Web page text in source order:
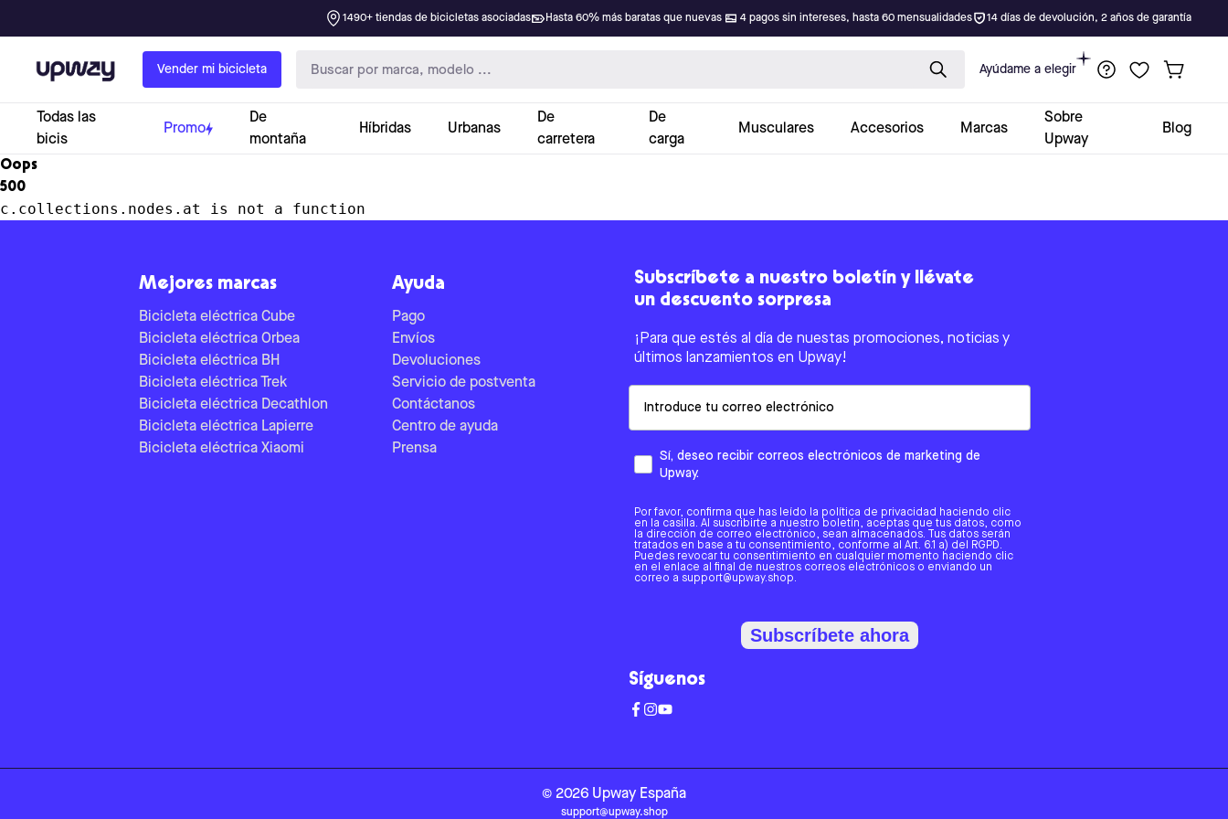
1490+ tiendas de bicicletas asociadas Hasta 60% más baratas que nuevas 4 pagos sin intereses, hasta 60 mensualidades 14 días de devolución, 2 años de garantía
Upway Vender mi bicicleta Ayúdame a elegir
Todas las
bicis
Promo
De
montaña
Híbridas Urbanas
De
carretera
De
carga
Musculares Accesorios Marcas
Sobre
Upway
Blog
Oops
500
c.collections.nodes.at is not a function
Mejores marcas
Bicicleta eléctrica Cube
Bicicleta eléctrica Orbea
Bicicleta eléctrica BH
Bicicleta eléctrica Trek
Bicicleta eléctrica Decathlon
Bicicleta eléctrica Lapierre
Bicicleta eléctrica Xiaomi
Ayuda
Pago
Envíos
Devoluciones
Servicio de postventa
Contáctanos
Centro de ayuda
Prensa
Subscríbete a nuestro boletín y llévate
un descuento sorpresa
¡Para que estés al día de nuestas promociones, noticias y
últimos lanzamientos en Upway!
Sí, deseo recibir correos electrónicos de marketing de
Upway.
Por favor, confirma que has leído la política de privacidad haciendo clic
en la casilla. Al suscribirte a nuestro boletín, aceptas que tus datos, como
la dirección de correo electrónico, sean almacenados. Tus datos serán
tratados en base a tu consentimiento, conforme al Art. 6.1 a) del RGPD.
Puedes revocar tu consentimiento en cualquier momento haciendo clic
en el enlace al final de nuestros correos electrónicos o enviando un
correo a support@upway.shop.
Subscríbete ahora
Síguenos
© 2026 Upway España
support@upway.shop